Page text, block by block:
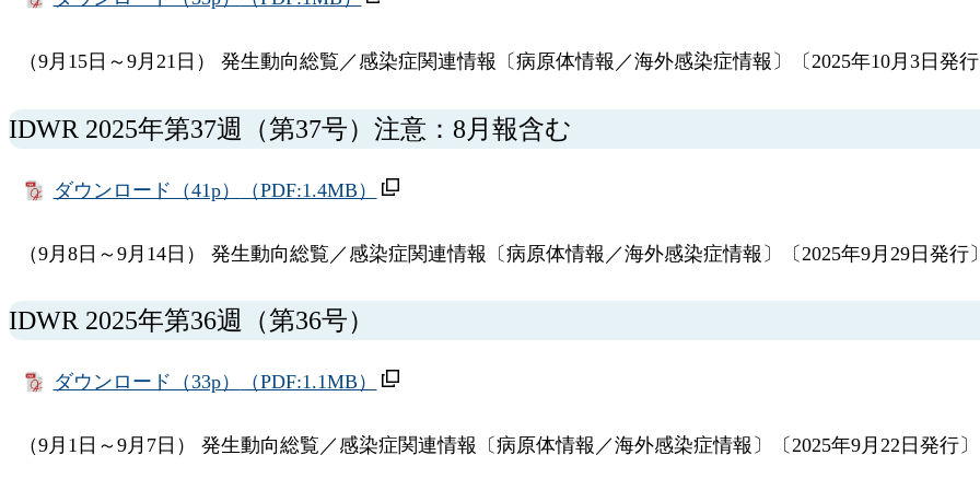
（9月15日～9月21日） 発生動向総覧／感染症関連情報〔病原体情報／海外感染症情報〕〔2025年10月3日発
IDWR 2025年第37週（第37号）注意：8月報含む
ダウンロード（41p） （PDF:1.4MB）
（9月8日～9月14日） 発生動向総覧／感染症関連情報〔病原体情報／海外感染症情報〕〔2025年9月29日発行
IDWR 2025年第36週（第36号）
ダウンロード（33p） （PDF:1.1MB）
（9月1日～9月7日） 発生動向総覧／感染症関連情報〔病原体情報／海外感染症情報〕〔2025年9月22日発行〕